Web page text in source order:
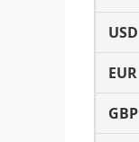
USD
EUR
GBP